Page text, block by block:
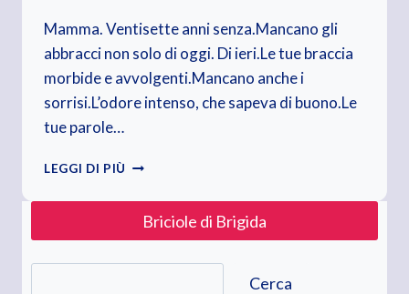
Mamma. Ventisette anni senza.Mancano gli
abbracci non solo di oggi. Di ieri.Le tue braccia
morbide e avvolgenti.Mancano anche i
sorrisi.L’odore intenso, che sapeva di buono.Le
tue parole…
LEGGI DI PIÙ MAMMA,
ANNI
SENZA
Briciole di Brigida
Cerca